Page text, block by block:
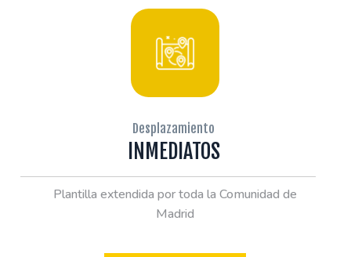
Desplazamiento
INMEDIATOS
Plantilla extendida por toda la Comunidad de
Madrid